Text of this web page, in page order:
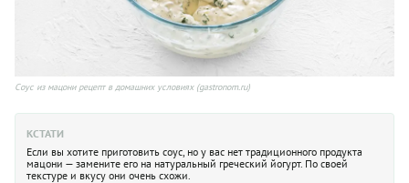
Соус из мацони рецепт в домашних условиях (gastronom.ru)
КСТАТИ
Если вы хотите приготовить соус, но у вас нет традиционного продукта
мацони — замените его на натуральный греческий йогурт. По своей
текстуре и вкусу они очень схожи.